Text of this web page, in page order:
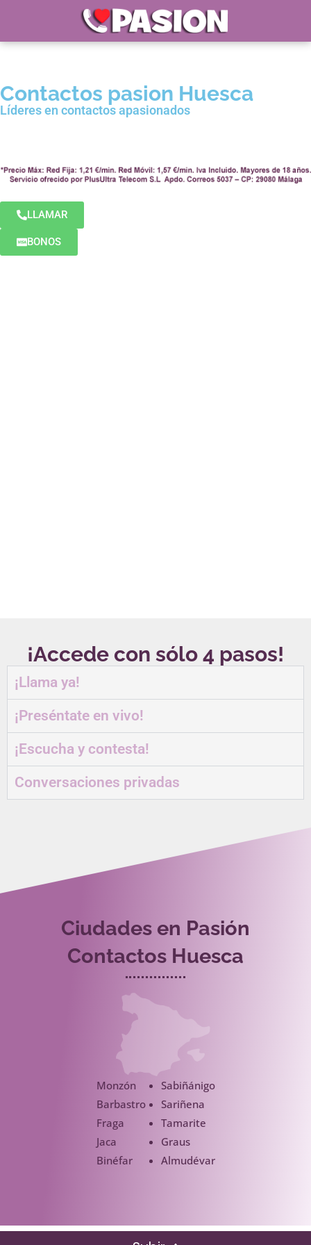
Contactos pasion Huesca
Líderes en contactos apasionados
LLAMAR
BONOS
¡Accede con sólo 4 pasos!
¡Llama ya!
¡Preséntate en vivo!
¡Escucha y contesta!
Conversaciones privadas
Ciudades en Pasión
Contactos Huesca
Monzón
Barbastro
Fraga
Jaca
Binéfar
Sabiñánigo
Sariñena
Tamarite
Graus
Almudévar